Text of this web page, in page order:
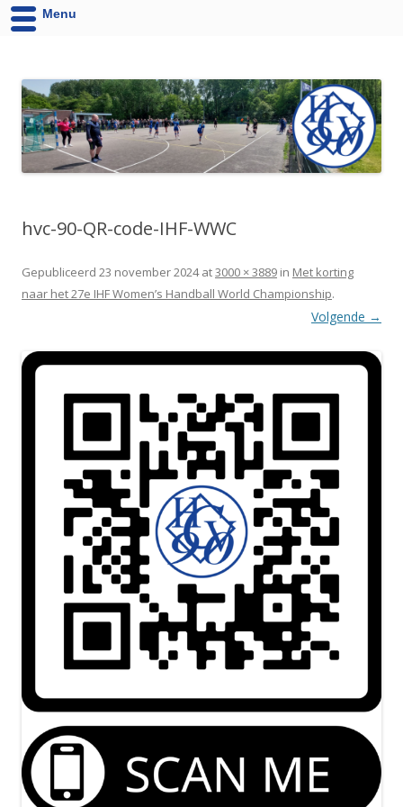
hvc-90-QR-code-IHF-WWC
Gepubliceerd 23 november 2024at3000 × 3889 in Met korting
naar het 27e IHF Women’s Handball World Championship.
Volgende →
Menu